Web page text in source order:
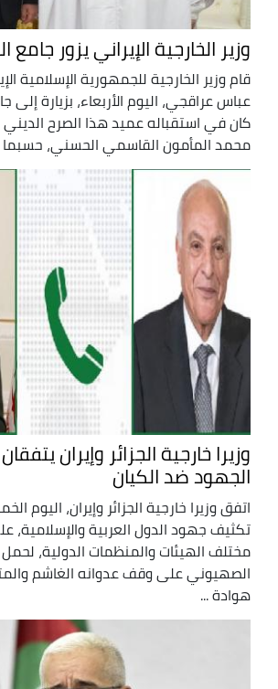
وزير الخارجية الإيراني يزور جامع
قام وزير الخارجية للجمهورية الإسلامية
عباس عراقجي، اليوم الأربعاء، بزيارة إلى
كان في استقباله عميد هذا الصرح الديني
محمد المأمون القاسمي الحسني، حسبما ...
وزيرا خارجية الجزائر وإيران
الجهود ضد الكيان
اتفق وزيرا خارجية الجزائر وإيران، اليوم
تكثيف جهود الدول العربية والإسلامية،
مختلف الهيئات والمنظمات الدولية، لحمل
الصهيوني على وقف عدوانه الغاشم
هوادة ...